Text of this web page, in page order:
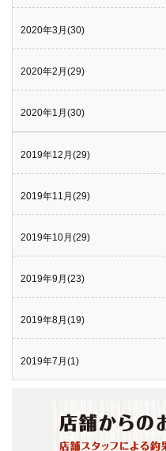
2020年3月(30)
2020年2月(29)
2020年1月(30)
2019年12月(29)
2019年11月(29)
2019年10月(29)
2019年9月(23)
2019年8月(19)
2019年7月(1)